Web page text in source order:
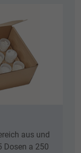
aus und
Dosen a 250